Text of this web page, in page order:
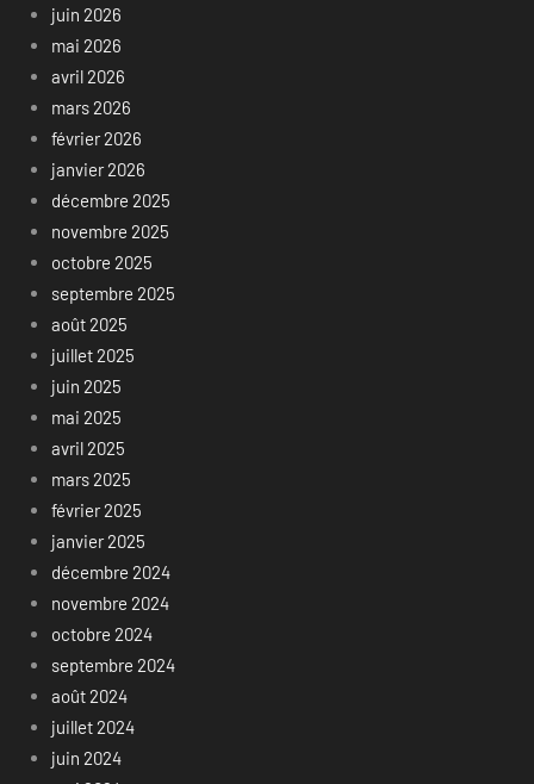
juin 2026
mai 2026
avril 2026
mars 2026
février 2026
janvier 2026
décembre 2025
novembre 2025
octobre 2025
septembre 2025
août 2025
juillet 2025
juin 2025
mai 2025
avril 2025
mars 2025
février 2025
janvier 2025
décembre 2024
novembre 2024
octobre 2024
septembre 2024
août 2024
juillet 2024
juin 2024